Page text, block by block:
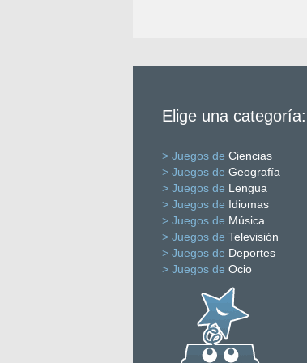
Elige una categoría:
> Juegos de Ciencias
> Juegos de Geografía
> Juegos de Lengua
> Juegos de Idiomas
> Juegos de Música
> Juegos de Televisión
> Juegos de Deportes
> Juegos de Ocio